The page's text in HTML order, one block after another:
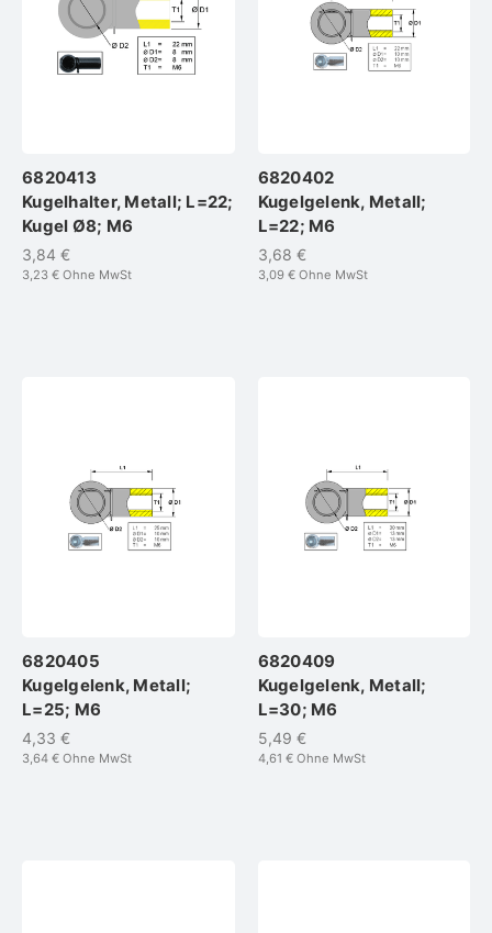
6820413
Kugelhalter, Metall; L=22;
Kugel Ø8; M6
3,84 €
3,23 € Ohne MwSt
6820402
Kugelgelenk, Metall;
L=22; M6
3,68 €
3,09 €Ohne MwSt
6820405
Kugelgelenk, Metall;
L=25; M6
4,33 €
3,64 € Ohne MwSt
6820409
Kugelgelenk, Metall;
L=30; M6
5,49 €
4,61 €Ohne MwSt